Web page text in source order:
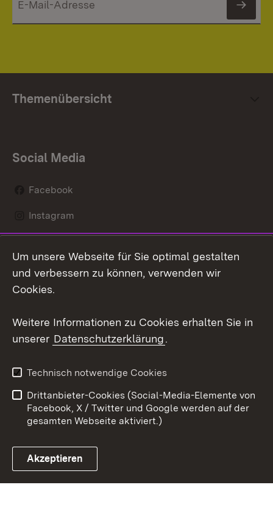
Themenübersicht
Social Media
Facebook
Instagram
Mastodon
Youtube
Link zum Landesportal
Kontakt
Datenschutz
Barrierefreiheit
Impressum Cookies
Um unsere Webseite für Sie optimal gestalten
und verbessern zu können, verwenden wir
Cookies.
Weitere Informationen zu Cookies erhalten Sie in
unserer Datenschutzerklärung.
Technisch notwendige Cookies
Drittanbieter-Cookies (Social-Media-Elemente von
Facebook, X / Twitter und Google werden auf der
gesamten Webseite aktiviert.)
Akzeptieren